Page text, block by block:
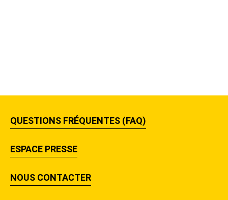
QUESTIONS FRÉQUENTES (FAQ)
ESPACE PRESSE
NOUS CONTACTER